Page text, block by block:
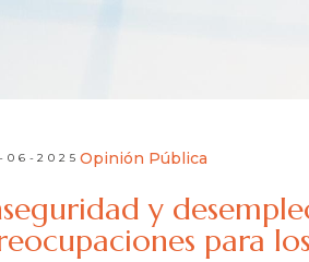
06-2025Opinión Pública
y
para